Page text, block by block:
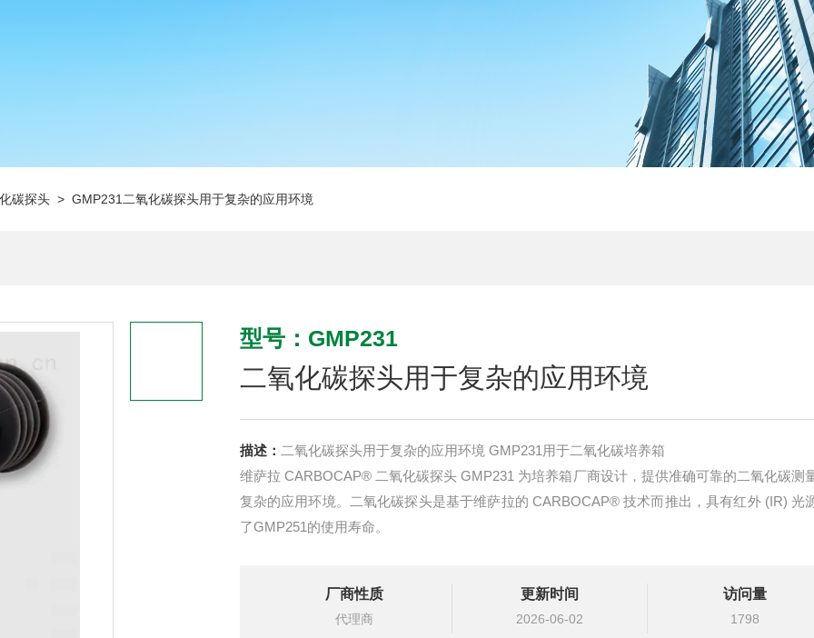
碳探头 > GMP231二氧化碳探头用于复杂的应用环境
型号：GMP231
二氧化碳探头用于复杂的应用环境
描述： 二氧化碳探头用于复杂的应用环境 GMP231用于二氧化碳培养箱
维萨拉 CARBOCAP® 二氧化碳探头 GMP231 为培养箱厂商设计，提供准确可靠的二氧化碳测
复杂的应用环境。二氧化碳探头是基于维萨拉的 CARBOCAP® 技术而推出，具有红外 (IR) 光
了GMP251的使用寿命。
厂商性质
代理商
更新时间
2026-06-02
访问量
1798